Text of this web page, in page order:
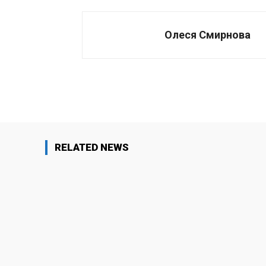
Олеся Смирнова
RELATED NEWS